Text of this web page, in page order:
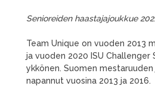
Senioreiden haastajajoukkue
Team Unique on vuoden 2013
ja vuoden 2020 ISU Challenger
ykkönen. Suomen mestaruuden
napannut vuosina 2013 ja 2016.